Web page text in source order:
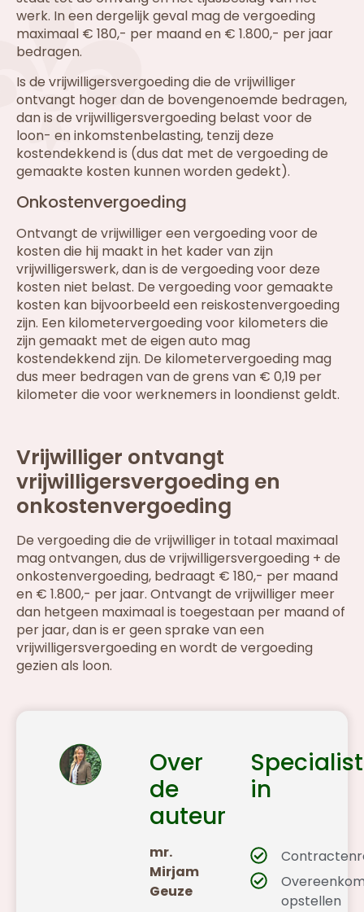
werk. In een dergelijk geval mag de vergoeding
maximaal € 180,- per maand en € 1.800,- per jaar
bedragen.
Is de vrijwilligersvergoeding die de vrijwilliger
ontvangt hoger dan de bovengenoemde bedragen,
dan is de vrijwilligersvergoeding belast voor de
loon- en inkomstenbelasting, tenzij deze
kostendekkend is (dus dat met de vergoeding de
gemaakte kosten kunnen worden gedekt).
Onkostenvergoeding
Ontvangt de vrijwilliger een vergoeding voor de
kosten die hij maakt in het kader van zijn
vrijwilligerswerk, dan is de vergoeding voor deze
kosten niet belast. De vergoeding voor gemaakte
kosten kan bijvoorbeeld een reiskostenvergoeding
zijn. Een kilometervergoeding voor kilometers die
zijn gemaakt met de eigen auto mag
kostendekkend zijn. De kilometervergoeding mag
dus meer bedragen van de grens van € 0,19 per
kilometer die voor werknemers in loondienst geldt.
Vrijwilliger ontvangt
vrijwilligersvergoeding en
onkostenvergoeding
De vergoeding die de vrijwilliger in totaal maximaal
mag ontvangen, dus de vrijwilligersvergoeding + de
onkostenvergoeding, bedraagt € 180,- per maand
en € 1.800,- per jaar. Ontvangt de vrijwilliger meer
dan hetgeen maximaal is toegestaan per maand of
per jaar, dan is er geen sprake van een
vrijwilligersvergoeding en wordt de vergoeding
gezien als loon.
Over
de
auteur
mr.
Mirjam
Geuze
Specialist
in
opstellen